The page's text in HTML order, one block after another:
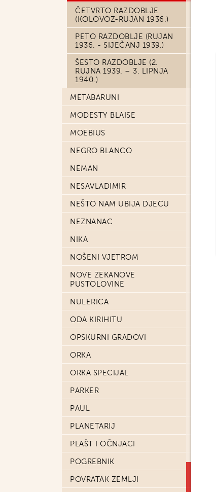
ČETVRTO RAZDOBLJE
(KOLOVOZ-RUJAN 1936.)
PETO RAZDOBLJE (RUJAN
1936. - SIJEČANJ 1939.)
ŠESTO RAZDOBLJE (2.
RUJNA 1939. – 3. LIPNJA
1940.)
METABARUNI
MODESTY BLAISE
MOEBIUS
NEGRO BLANCO
NEMAN
NESAVLADIMIR
NEŠTO NAM UBIJA DJECU
NEZNANAC
NIKA
NOŠENI VJETROM
NOVE ZEKANOVE
PUSTOLOVINE
NULERICA
ODA KIRIHITU
OPSKURNI GRADOVI
ORKA
ORKA SPECIJAL
PARKER
PAUL
PLANETARIJ
PLAŠT I OČNJACI
POGREBNIK
POVRATAK ZEMLJI